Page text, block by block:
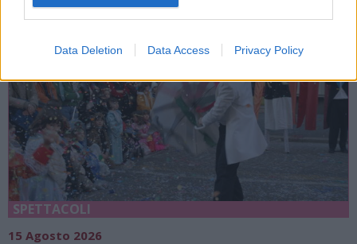
Data Deletion Data Access Privacy Policy
SPETTACOLI
15 Agosto 2026